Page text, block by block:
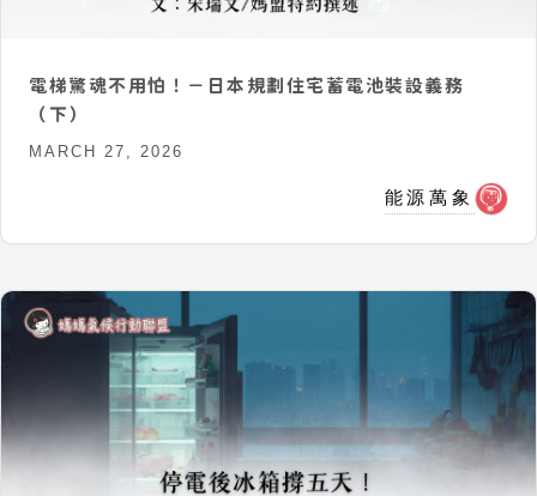
電梯驚魂不用怕！－日本規劃住宅蓄電池裝設義務
（下）
MARCH 27, 2026
能源萬象